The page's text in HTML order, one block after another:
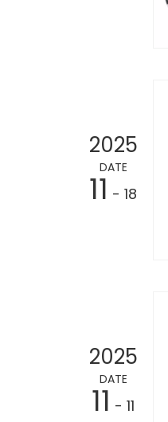
2025
DATE
11 - 18
2025
DATE
11 - 11